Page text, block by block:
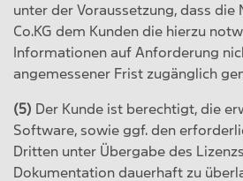
unter der Voraussetzung, dass die
Co.KG dem Kunden die hierzu
Informationen auf Anforderung
angemessener Frist zugänglich
(5) Der Kunde ist berechtigt, die
Software, sowie ggf. den
Dritten unter Übergabe des
Dokumentation dauerhaft zu